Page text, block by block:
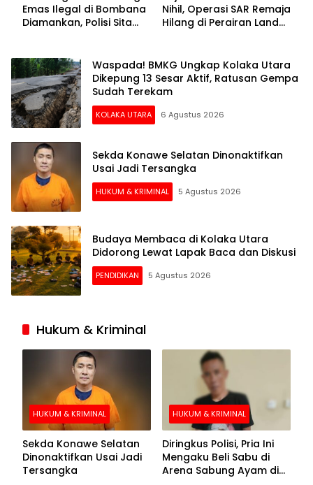
Emas Ilegal di Bombana
Diamankan, Polisi Sita
Nihil, Operasi SAR Remaja
Hilang di Perairan Lande
Waspada! BMKG Ungkap Kolaka Utara
Dikepung 13 Sesar Aktif, Ratusan Gempa
Sudah Terekam
KOLAKA UTARA 6 Agustus 2026
Sekda Konawe Selatan Dinonaktifkan
Usai Jadi Tersangka
HUKUM & KRIMINAL 5 Agustus 2026
Budaya Membaca di Kolaka Utara
Didorong Lewat Lapak Baca dan Diskusi
PENDIDIKAN 5 Agustus 2026
Hukum & Kriminal
HUKUM & KRIMINAL
Sekda Konawe Selatan
Dinonaktifkan Usai Jadi
Tersangka
HUKUM & KRIMINAL
Diringkus Polisi, Pria Ini
Mengaku Beli Sabu di
Arena Sabung Ayam di